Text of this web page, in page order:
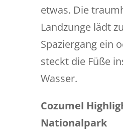
etwas. Die
Landzunge lädt
Spaziergang ein
steckt die Füße
Wasser.
Cozumel
Nationalpark